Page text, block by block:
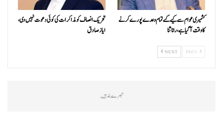
کشمیری عوام سے کیے گئے تمام وعدے پورے کرنے
کا وقت آ گیا ہے، رانا ثنا
تحریک انصاف کو مذاکرات کی کوئی دعوت نہیں دی،
ایاز صادق
NEXT
تبصرے بند ہیں.